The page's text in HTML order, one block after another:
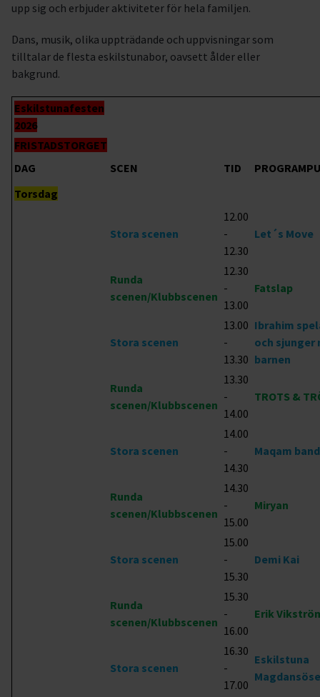
upp sig och erbjuder aktiviteter för hela familjen.
Dans, musik, olika uppträdande och uppvisningar som
tilltalar de flesta eskilstunabor, oavsett ålder eller
bakgrund.
Eskilstunafesten
2026
FRISTADSTORGET
DAG
SCEN TID
Torsdag
Stora scenen
12.00
-
12.30
Let´s Move
Runda
scenen/Klubbscenen
12.30
-
13.00
Fatslap
Stora scenen
13.00
-
13.30
Ibrahim
och sjunger
barnen
Runda
scenen/Klubbscenen
13.30
-
14.00
TROTS &
Stora scenen
14.00
-
14.30
Maqam band
Runda
scenen/Klubbscenen
14.30
-
15.00
Miryan
Stora scenen
15.00
-
15.30
Demi Kai
Runda
scenen/Klubbscenen
15.30
-
16.00
Erik
Stora scenen
16.30
-
17.00
Eskilstuna